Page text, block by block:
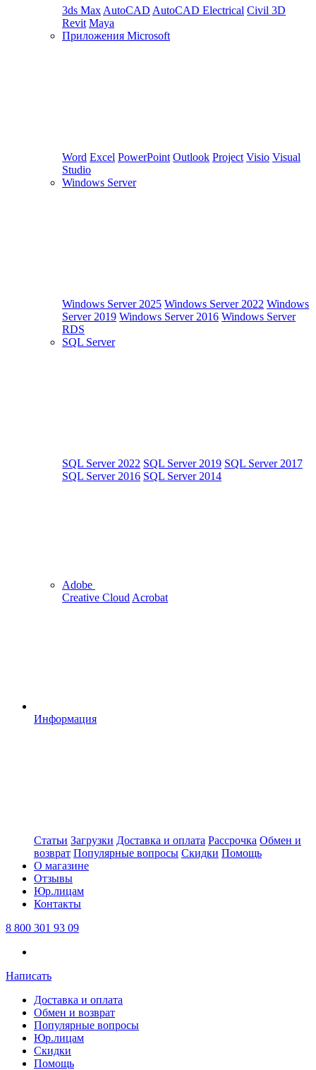
3ds Max AutoCAD AutoCAD Electrical Civil 3D
Revit Maya
Приложения Microsoft
Word Excel PowerPoint Outlook Project Visio Visual
Studio
Windows Server
Windows Server 2025 Windows Server 2022 Windows
Server 2019 Windows Server 2016 Windows Server
RDS
SQL Server
SQL Server 2022 SQL Server 2019 SQL Server 2017
SQL Server 2016 SQL Server 2014
Adobe
Creative Cloud Acrobat
Информация
Статьи Загрузки Доставка и оплата Рассрочка Обмен и
возврат Популярные вопросы Скидки Помощь
О магазине
Отзывы
Юр.лицам
Контакты
8 800 301 93 09
Написать
Доставка и оплата
Обмен и возврат
Популярные вопросы
Юр.лицам
Скидки
Помощь